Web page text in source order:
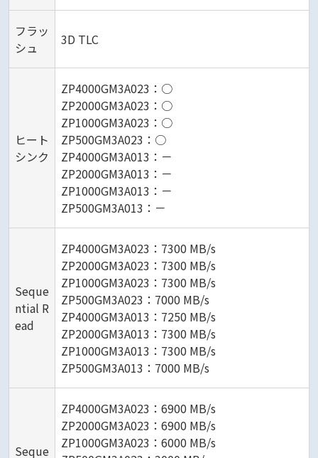
フラッ
シュ
3D TLC
ヒート
シンク
ZP4000GM3A023：○
ZP2000GM3A023：○
ZP1000GM3A023：○
ZP500GM3A023：○
ZP4000GM3A013：－
ZP2000GM3A013：－
ZP1000GM3A013：－
ZP500GM3A013：－
Seque
ntial R
ead
ZP4000GM3A023：7300 MB/s
ZP2000GM3A023：7300 MB/s
ZP1000GM3A023：7300 MB/s
ZP500GM3A023：7000 MB/s
ZP4000GM3A013：7250 MB/s
ZP2000GM3A013：7300 MB/s
ZP1000GM3A013：7300 MB/s
ZP500GM3A013：7000 MB/s
Seque
ZP4000GM3A023：6900 MB/s
ZP2000GM3A023：6900 MB/s
ZP1000GM3A023：6000 MB/s